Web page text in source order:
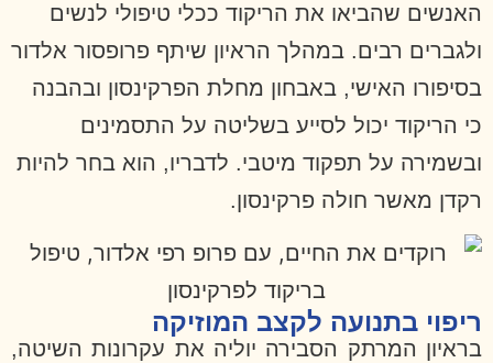
האנשים שהביאו את הריקוד ככלי טיפולי לנשים
ולגברים רבים. במהלך הראיון שיתף פרופסור אלדור
בסיפורו האישי, באבחון מחלת הפרקינסון ובהבנה
כי הריקוד יכול לסייע בשליטה על התסמינים
ובשמירה על תפקוד מיטבי. לדבריו, הוא בחר להיות
רקדן מאשר חולה פרקינסון.
ריפוי בתנועה לקצב המוזיקה
בראיון המרתק הסבירה יוליה את עקרונות השיטה,